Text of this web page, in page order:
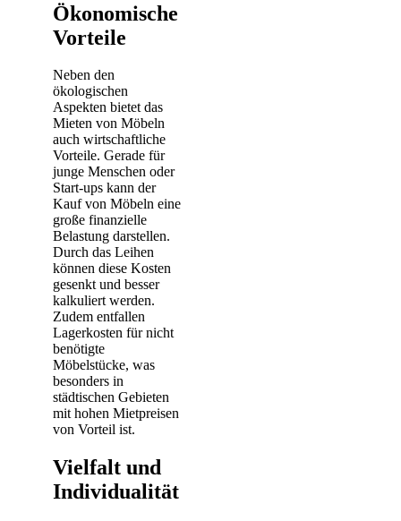
Ökonomische
Vorteile
Neben den
ökologischen
Aspekten bietet das
Mieten von Möbeln
auch wirtschaftliche
Vorteile. Gerade für
junge Menschen oder
Start-ups kann der
Kauf von Möbeln eine
große finanzielle
Belastung darstellen.
Durch das Leihen
können diese Kosten
gesenkt und besser
kalkuliert werden.
Zudem entfallen
Lagerkosten für nicht
benötigte
Möbelstücke, was
besonders in
städtischen Gebieten
mit hohen Mietpreisen
von Vorteil ist.
Vielfalt und
Individualität